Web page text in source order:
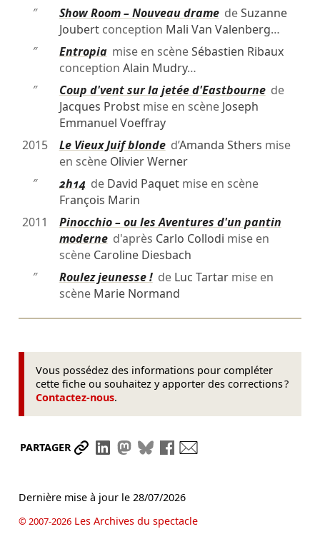
″
Show Room – Nouveau dramedeSuzanne
Joubertconception Mali Van Valenberg…
″
Entropiamise en scèneSébastien Ribaux
conception Alain Mudry…
″
Coup d'vent sur la jetée d'Eastbournede
Jacques Probstmise en scène Joseph
Emmanuel Voeffray
2015
Le Vieux Juif blonded’Amanda Sthers mise
en scène Olivier Werner
″
2h14 de David Paquetmise en scène
François Marin
2011
Pinocchio – ou les Aventures d'un pantin
moderned'après Carlo Collodi mise en
scène Caroline Diesbach
″
Roulez jeunesse !de Luc Tartarmise en
scène Marie Normand
Vous possédez des informations pour compléter
cette fiche ou souhaitez y apporter des corrections ?
Contactez-nous.
PARTAGER Partager le lien
Partager sur LinkedIn
Partager sur Mastodon
Partager sur Bluesky
Partager sur Facebook
Dernière mise à jour le 28/07/2026
© 2007-2026Les Archives du spectacle